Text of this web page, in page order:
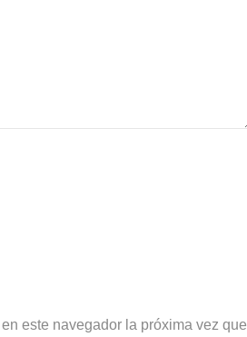
este navegador la próxima vez que